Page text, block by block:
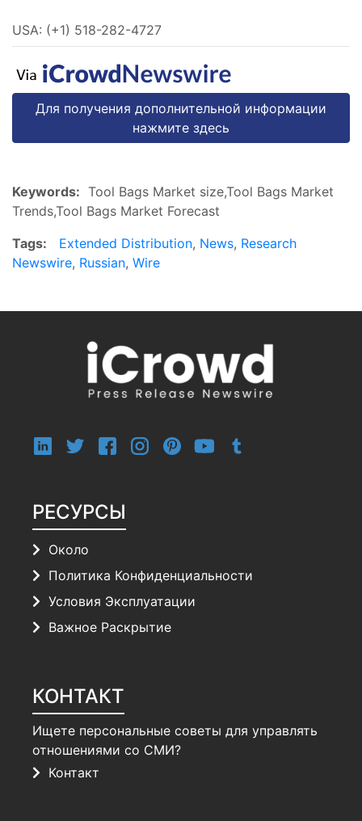
USA: (+1) 518-282-4727
Для получения дополнительной информации
нажмите здесь
Keywords: Tool Bags Market size,Tool Bags Market
Trends,Tool Bags Market Forecast
Tags:
Extended Distribution, News, Research
Newswire, Russian, Wire
РЕСУРСЫ
Около
Политика Конфиденциальности
Условия Эксплуатации
Важное Раскрытие
КОНТАКТ
Ищете персональные советы для управлять
отношениями со СМИ?
Контакт